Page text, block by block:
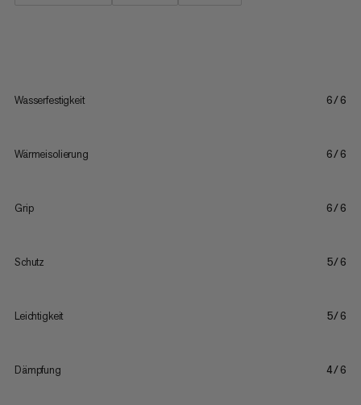
Wasserfestigkeit 6/6
Wärmeisolierung 6/6
Grip 6/6
Schutz 5/6
Leichtigkeit 5/6
Dämpfung 4/6